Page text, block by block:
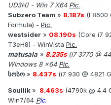
UD3H) - Win 7 X64 Pic.
Subzero Team » 8.187s (E8600
Formula) - Pic.
westsider » 08.190s (Core i7
T3eH8) - WinVista Pic.
matusala » 8.235s(i7 3770 @
Windows 8 x64 Pic.
სოსო » 8.437s (i7 930 @ 4821
Soullik» 8.463s (4790k @ 4.4
Win7/64 Pic.